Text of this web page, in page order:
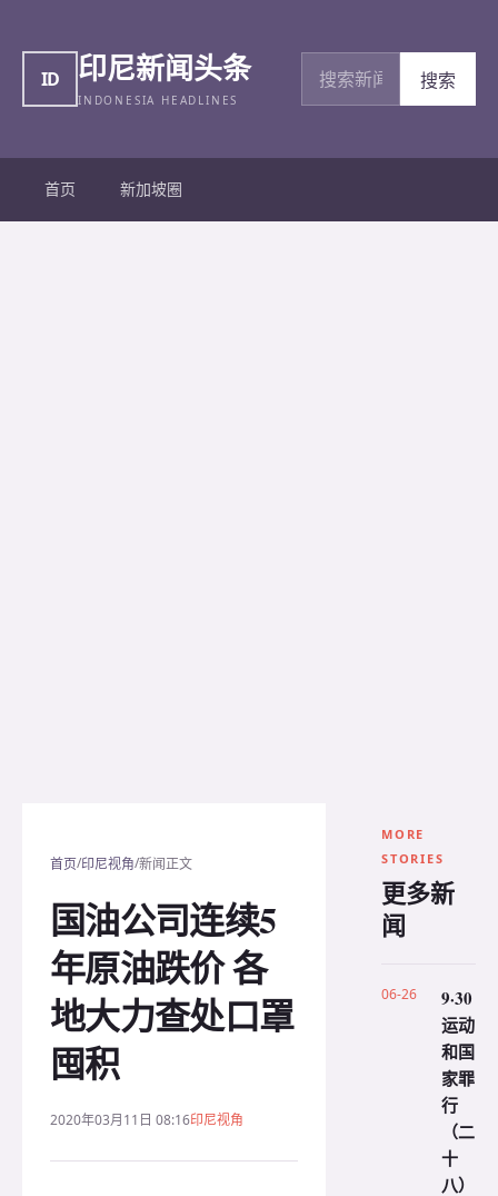
ID 印尼新闻头条
INDONESIA HEADLINES
搜索新闻
搜索
首页 新加坡圈
首页/印尼视角/新闻正文
国油公司连续5
年原油跌价 各
地大力查处口罩
囤积
2020年03月11日 08:16印尼视角
MORE
STORIES
更多新
闻
06-26
9·30
运动
和国
家罪
行
（二
十
八）